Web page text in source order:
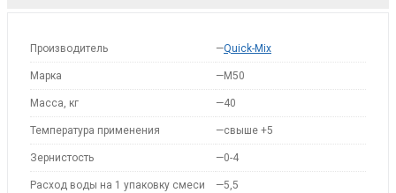
Производитель —Quick-Mix
Марка —M50
Масса, кг —40
Температура применения —свыше +5
Зернистость —0-4
Расход воды на 1 упаковку смеси —5,5